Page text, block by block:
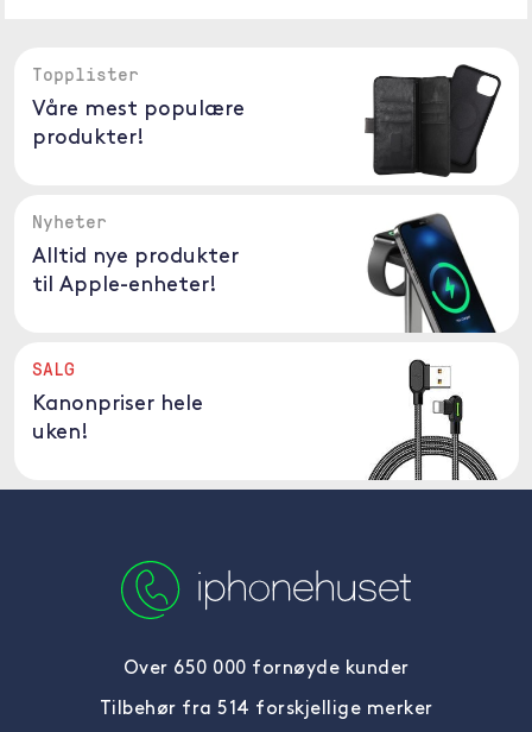
Topplister
Våre mest populære
produkter!
Nyheter
Alltid nye produkter
til Apple-enheter!
SALG
Kanonpriser hele
uken!
Over 650 000 fornøyde kunder
Tilbehør fra 514 forskjellige merker